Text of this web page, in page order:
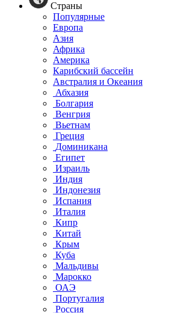
Страны
Популярные
Европа
Азия
Африка
Америка
Карибский бассейн
Австралия и Океания
Абхазия
Болгария
Венгрия
Вьетнам
Греция
Доминикана
Египет
Израиль
Индия
Индонезия
Испания
Италия
Кипр
Китай
Крым
Куба
Мальдивы
Марокко
ОАЭ
Португалия
Россия